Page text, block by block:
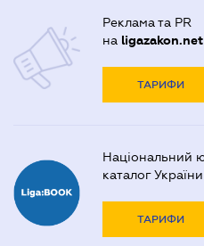
Реклама та PR
на ligazakon.net
ТАРИФИ
Національний
каталог України
ТАРИФИ